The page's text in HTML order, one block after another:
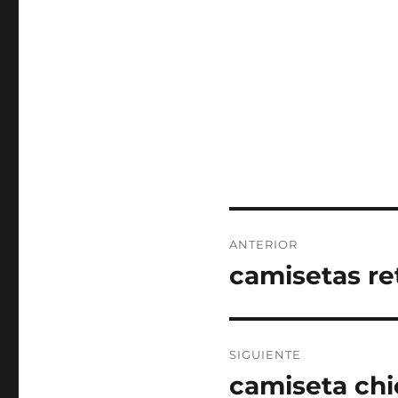
de
ANTERIOR
Entrada
camisetas
SIGUIENTE
Entrada
camiseta